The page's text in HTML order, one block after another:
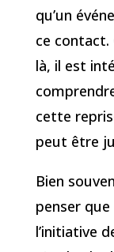
qu’un
ce contact.
là, il est
cette
peut être
Bien
penser
l’initiative